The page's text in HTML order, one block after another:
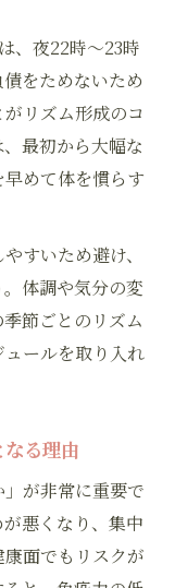
、夜22時～23時
をためないため
リズム形成のコ
最初から大幅な
めて体を慣らす
すいため避け、
体調や気分の変
節ごとのリズム
ールを取り入れ
る理由
が非常に重要で
悪くなり、集中
面でもリスクが